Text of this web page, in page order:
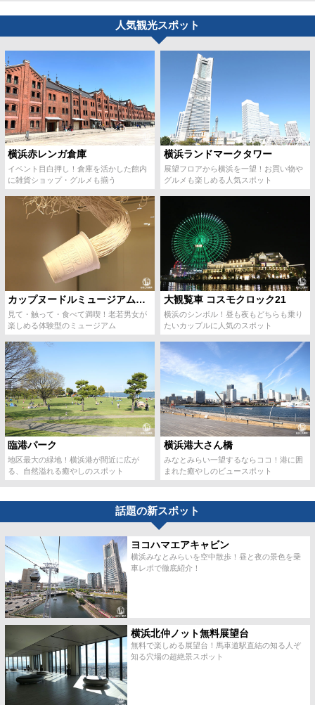
人気観光スポット
横浜赤レンガ倉庫
イベント目白押し！倉庫を活かした館内
に雑貨ショップ・グルメも揃う
横浜ランドマークタワー
展望フロアから横浜を一望！お買い物や
グルメも楽しめる人気スポット
カップヌードルミュージアム横浜
見て・触って・食べて満喫！老若男女が
楽しめる体験型のミュージアム
大観覧車 コスモクロック21
横浜のシンボル！昼も夜もどちらも乗り
たいカップルに人気のスポット
臨港パーク
地区最大の緑地！横浜港が間近に広が
る、自然溢れる癒やしのスポット
横浜港大さん橋
みなとみらい一望するならココ！港に囲
まれた癒やしのビュースポット
話題の新スポット
ヨコハマエアキャビン
横浜みなとみらいを空中散歩！昼と夜の景色を乗
車レポで徹底紹介！
横浜北仲ノット無料展望台
無料で楽しめる展望台！馬車道駅直結の知る人ぞ
知る穴場の超絶景スポット